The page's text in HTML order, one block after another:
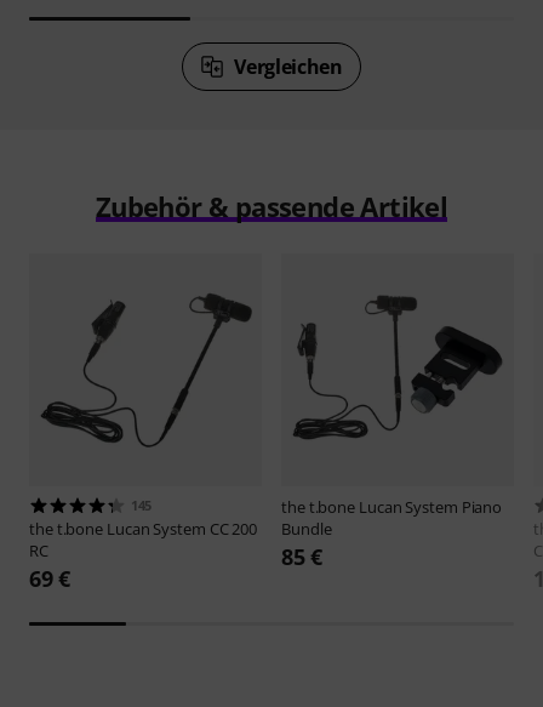
Vergleichen
Zubehör & passende Artikel
145
the t.bone Lucan System CC 200
RC
69 €
the t.bone Lucan System Piano
Bundle
85 €